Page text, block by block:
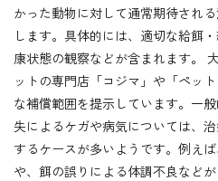
かった動物に対して通常期待され
します。具体的には、適切な給餌
康状態の観察などが含まれます。
ットの専門店「コジマ」や「ペッ
な補償範囲を提示しています。一
失によるケガや病気については、
するケースが多いようです。例え
や、餌の誤りによる体調不良など